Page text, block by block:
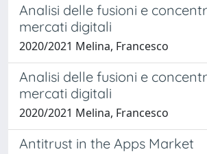
Analisi delle fusioni e
mercati digitali
2020/2021 Melina, Francesco
Analisi delle fusioni e
mercati digitali
2020/2021 Melina, Francesco
Antitrust in the Apps Market